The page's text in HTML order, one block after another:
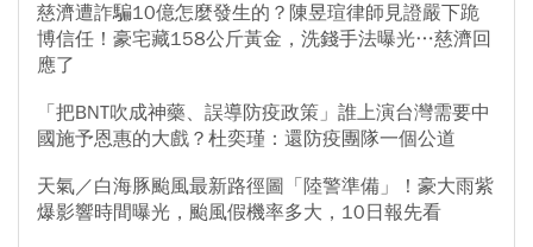
慈濟遭詐騙10億怎麼發生的？陳昱瑄律師見證嚴下跪
博信任！豪宅藏158公斤黃金，洗錢手法曝光…慈濟回
應了
「把BNT吹成神藥、誤導防疫政策」誰上演台灣需要中
國施予恩惠的大戲？杜奕瑾：還防疫團隊一個公道
天氣／白海豚颱風最新路徑圖「陸警準備」！豪大雨紫
爆影響時間曝光，颱風假機率多大，10日報先看